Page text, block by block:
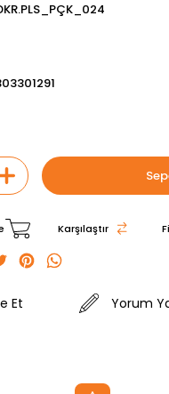
Karşılaştır
Et Yorum